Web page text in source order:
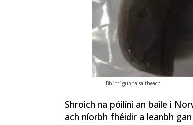
Bhí trí gunna sa theach
Shroich na póilíní an baile i
ach níorbh fhéidir a leanbh